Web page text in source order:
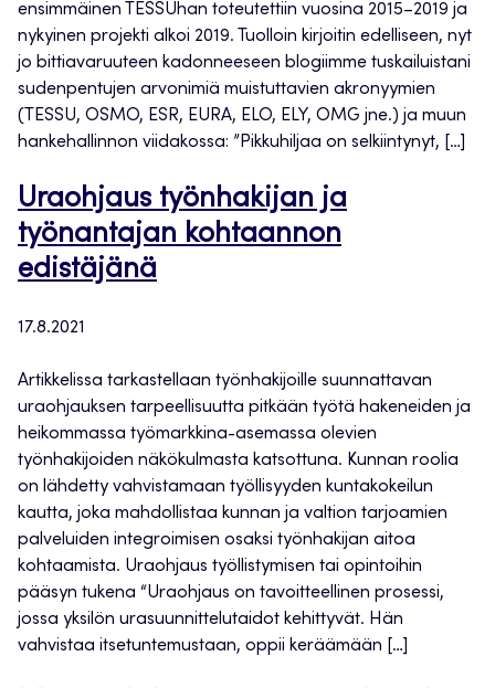
ensimmäinen TESSUhan toteutettiin vuosina 2015–2019 ja
nykyinen projekti alkoi 2019. Tuolloin kirjoitin edelliseen, nyt
jo bittiavaruuteen kadonneeseen blogiimme tuskailuistani
sudenpentujen arvonimiä muistuttavien akronyymien
(TESSU, OSMO, ESR, EURA, ELO, ELY, OMG jne.) ja muun
hankehallinnon viidakossa: ”Pikkuhiljaa on selkiintynyt, […]
Uraohjaus työnhakijan ja
työnantajan kohtaannon
edistäjänä
17.8.2021
Artikkelissa tarkastellaan työnhakijoille suunnattavan
uraohjauksen tarpeellisuutta pitkään työtä hakeneiden ja
heikommassa työmarkkina-asemassa olevien
työnhakijoiden näkökulmasta katsottuna. Kunnan roolia
on lähdetty vahvistamaan työllisyyden kuntakokeilun
kautta, joka mahdollistaa kunnan ja valtion tarjoamien
palveluiden integroimisen osaksi työnhakijan aitoa
kohtaamista. Uraohjaus työllistymisen tai opintoihin
pääsyn tukena “Uraohjaus on tavoitteellinen prosessi,
jossa yksilön urasuunnittelutaidot kehittyvät. Hän
vahvistaa itsetuntemustaan, oppii keräämään […]